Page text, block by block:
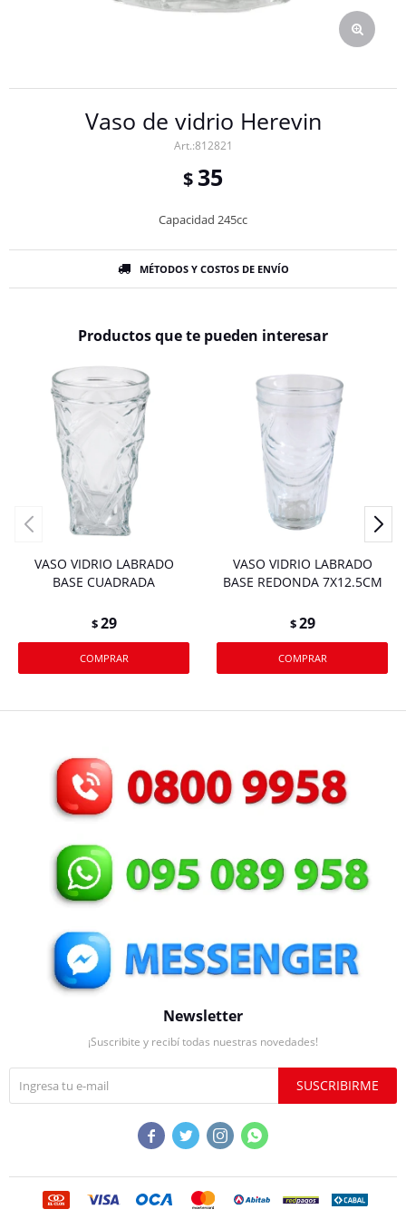
Vaso de vidrio Herevin
812821
$ 35
Capacidad 245cc
MÉTODOS Y COSTOS DE ENVÍO
Productos que te pueden interesar
VASO VIDRIO LABRADO
BASE CUADRADA
$29
VASO VIDRIO LABRADO
BASE REDONDA 7X12.5CM
$29
Newsletter
¡Suscribite y recibí todas nuestras novedades!
SUSCRIBIRME
   